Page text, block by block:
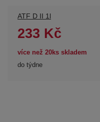
ATF D II 1l
233 Kč
více než 20ks skladem
do týdne